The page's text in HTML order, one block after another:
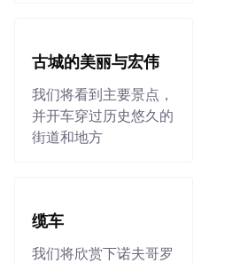
古城的美丽与宏伟
我们将看到主要景点，
并开车穿过历史悠久的
街道和地方
缆车
我们将欣赏下诺夫哥罗